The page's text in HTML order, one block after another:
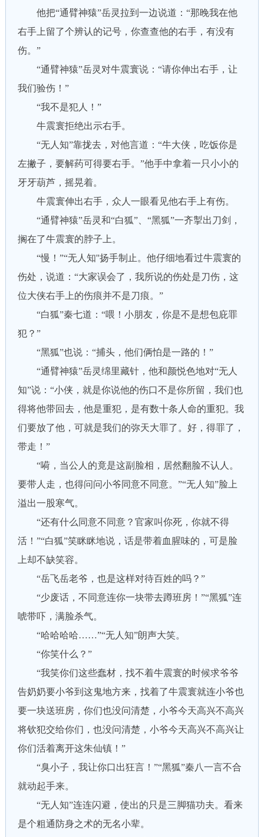
他把“通臂神猿”岳灵拉到一边说道：“那晚我在他
右手上留了个辨认的记号，你查查他的右手，有没有
伤。”
“通臂神猿”岳灵对牛震寰说：“请你伸出右手，让
我们验伤！”
“我不是犯人！”
牛震寰拒绝出示右手。
“无人知”靠拢去，对他言道：“牛大侠，吃饭你是
左撇子，要解药可得要右手。”他手中拿着一只小小的
牙牙葫芦，摇晃着。
牛震寰伸出右手，众人一眼看见他右手上有伤。
“通臂神猿”岳灵和“白狐”、“黑狐”一齐掣出刀剑，
搁在了牛震寰的脖子上。
“慢！”“无人知''扬手制止。他仔细地看过牛震寰的
伤处，说道：“大家误会了，我所说的伤处是刀伤，这
位大侠右手上的伤痕并不是刀痕。”
“白狐”秦七道：“喂！小朋友，你是不是想包庇罪
犯？”
“黑狐”也说：“捕头，他们俩怕是一路的！”
“通臂神猿”岳灵绵里藏针，他和颜悦色地对“无人
知”说：“小侠，就是你说他的伤口不是你所留，我们也
得将他带回去，他是重犯，是有数十条人命的重犯。我
们要放了他，可就是我们的弥天大罪了。好，得罪了，
带走！”
“嗬，当公人的竟是这副脸相，居然翻脸不认人。
要带人走，也得问问小爷同意不同意。”“无人知”脸上
溢出一股寒气。
“还有什么同意不同意？官家叫你死，你就不得
活！”“白狐”笑眯眯地说，话是带着血腥味的，可是脸
上却不缺笑容。
“岳飞岳老爷，也是这样对待百姓的吗？”
“少废话，不同意连你一块带去蹲班房！”“黑狐”连
唬带吓，满脸杀气。
“哈哈哈哈……”“无人知”朗声大笑。
“你笑什么？”
“我笑你们这些蠢材，找不着牛震寰的时候求爷爷
告奶奶要小爷到这鬼地方来，找着了牛震寰就连小爷也
要一块送班房，你们也没问清楚，小爷今天高兴不高兴
将钦犯交给你们，也没问清楚，小爷今天高兴不高兴让
你们活着离开这朱仙镇！”
“臭小子，我让你口出狂言！”“黑狐”秦八一言不合
就动起手来。
“无人知”连连闪避，使出的只是三脚猫功夫。看来
是个粗通防身之术的无名小辈。